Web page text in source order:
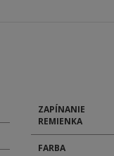
ZAPÍNANIE
REMIENKA
FARBA